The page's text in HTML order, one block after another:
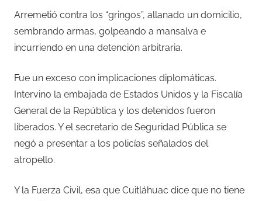
Arremetió contra los “gringos”, allanado un domicilio,
sembrando armas, golpeando a mansalva e
incurriendo en una detención arbitraria.
Fue un exceso con implicaciones diplomáticas.
Intervino la embajada de Estados Unidos y la Fiscalía
General de la República y los detenidos fueron
liberados. Y el secretario de Seguridad Pública se
negó a presentar a los policías señalados del
atropello.
Y la Fuerza Civil, esa que Cuitláhuac dice que no tiene